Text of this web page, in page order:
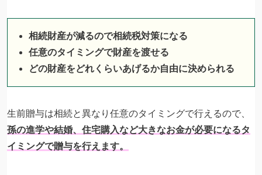
相続財産が減るので相続税対策になる
任意のタイミングで財産を渡せる
どの財産をどれくらいあげるか自由に決められる
生前贈与は相続と異なり任意のタイミングで行えるので、
孫の進学や結婚、住宅購入など大きなお金が必要になるタ
イミングで贈与を行えます。